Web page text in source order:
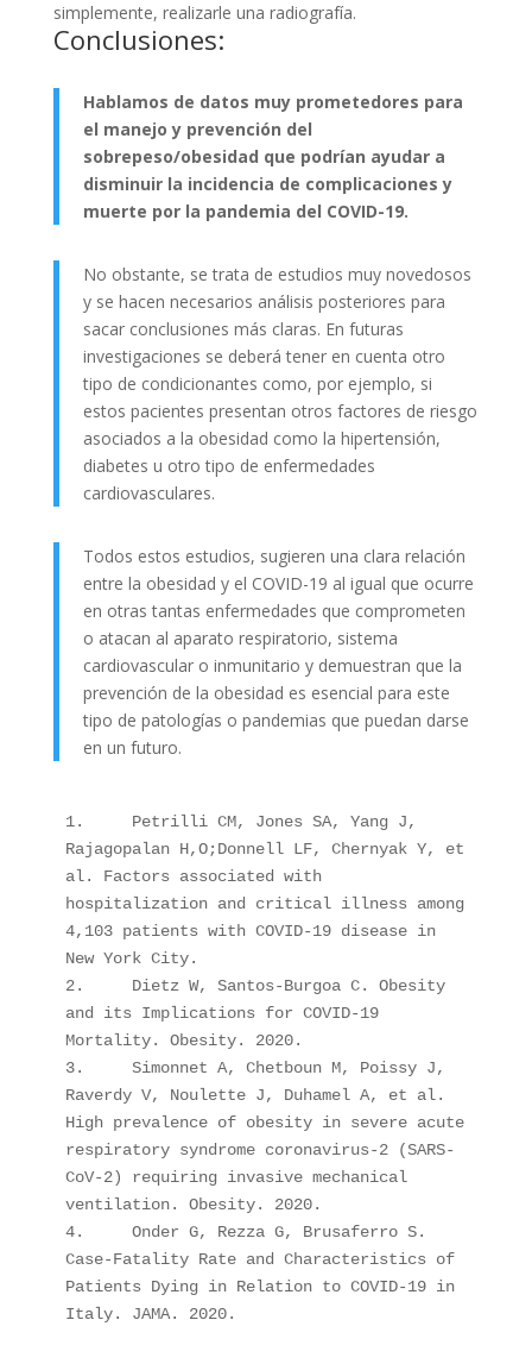
simplemente, realizarle una radiografía.
Conclusiones:
Hablamos de datos muy prometedores para
el manejo y prevención del
sobrepeso/obesidad que podrían ayudar a
disminuir la incidencia de complicaciones y
muerte por la pandemia del COVID-19.
No obstante, se trata de estudios muy novedosos
y se hacen necesarios análisis posteriores para
sacar conclusiones más claras. En futuras
investigaciones se deberá tener en cuenta otro
tipo de condicionantes como, por ejemplo, si
estos pacientes presentan otros factores de riesgo
asociados a la obesidad como la hipertensión,
diabetes u otro tipo de enfermedades
cardiovasculares.
Todos estos estudios, sugieren una clara relación
entre la obesidad y el COVID-19 al igual que ocurre
en otras tantas enfermedades que comprometen
o atacan al aparato respiratorio, sistema
cardiovascular o inmunitario y demuestran que la
prevención de la obesidad es esencial para este
tipo de patologías o pandemias que puedan darse
en un futuro.
1.     Petrilli CM, Jones SA, Yang J,
Rajagopalan H,O;Donnell LF, Chernyak Y, et
al. Factors associated with
hospitalization and critical illness among
4,103 patients with COVID-19 disease in
New York City.
2.     Dietz W, Santos-Burgoa C. Obesity
and its Implications for COVID-19
Mortality. Obesity. 2020.
3.     Simonnet A, Chetboun M, Poissy J,
Raverdy V, Noulette J, Duhamel A, et al.
High prevalence of obesity in severe acute
respiratory syndrome coronavirus-2 (SARS-
CoV-2) requiring invasive mechanical
ventilation. Obesity. 2020.
4.     Onder G, Rezza G, Brusaferro S.
Case-Fatality Rate and Characteristics of
Patients Dying in Relation to COVID-19 in
Italy. JAMA. 2020.